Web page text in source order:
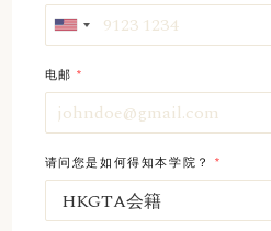
电邮*
请问您是如何得知本学院？*